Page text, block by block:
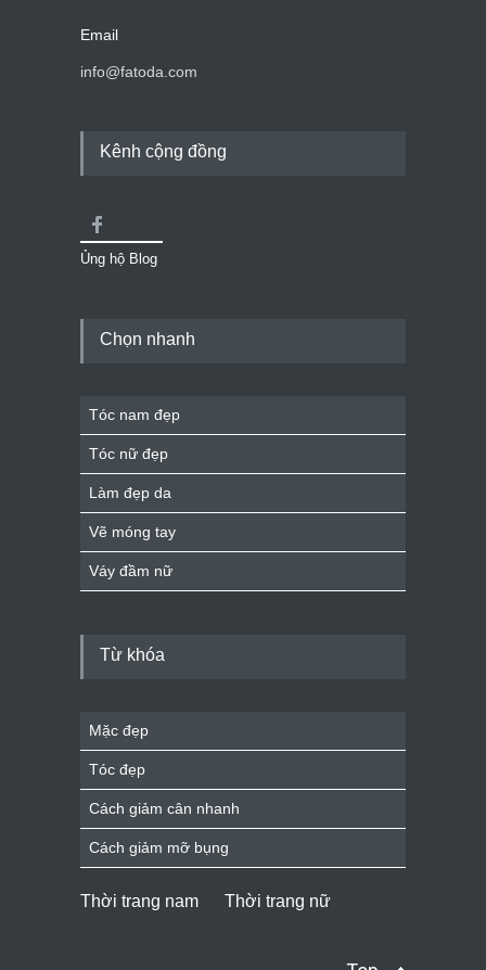
Email
info@fatoda.com
Kênh cộng đồng
Ủng hộ Blog
Chọn nhanh
Tóc nam đẹp
Tóc nữ đẹp
Làm đẹp da
Vẽ móng tay
Váy đầm nữ
Từ khóa
Mặc đẹp
Tóc đẹp
Cách giảm cân nhanh
Cách giảm mỡ bụng
Thời trang nam Thời trang nữ